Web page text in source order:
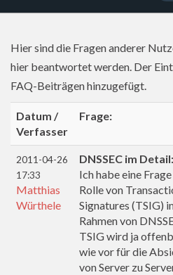
Hier sind die Fragen anderer
hier beantwortet werden. Der
FAQ-Beiträgen hinzugefügt.
Datum /
Verfasser
Frage:
2011-04-26
17:33
Matthias
Würthele
DNSSEC im Detail:
Ich habe eine
Rolle von
Signatures (TSIG)
Rahmen von
TSIG wird ja
wie vor für die
von Server zu